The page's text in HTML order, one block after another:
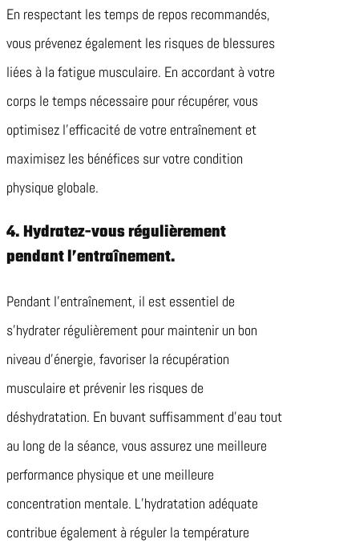
En respectant les temps de repos recommandés,
vous prévenez également les risques de blessures
liées à la fatigue musculaire. En accordant à votre
corps le temps nécessaire pour récupérer, vous
optimisez l’efficacité de votre entraînement et
maximisez les bénéfices sur votre condition
physique globale.
4. Hydratez-vous régulièrement
pendant l’entraînement.
Pendant l’entraînement, il est essentiel de
s’hydrater régulièrement pour maintenir un bon
niveau d’énergie, favoriser la récupération
musculaire et prévenir les risques de
déshydratation. En buvant suffisamment d’eau tout
au long de la séance, vous assurez une meilleure
performance physique et une meilleure
concentration mentale. L’hydratation adéquate
contribue également à réguler la température